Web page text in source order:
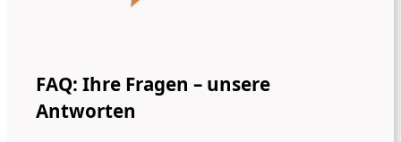
FAQ: Ihre Fragen – unsere
Antworten